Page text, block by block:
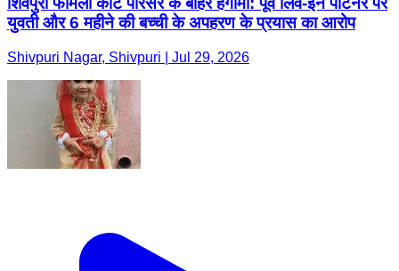
युवती और 6 महीने की बच्ची के अपहरण के प्रयास का आरोप
Shivpuri Nagar, Shivpuri | Jul 29, 2026